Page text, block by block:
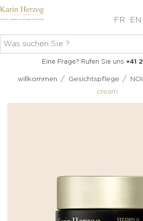
FR EN
Keine Artikel im
Eine Frage? Rufen Sie uns +41
willkommen / Gesichtspflege /
cream